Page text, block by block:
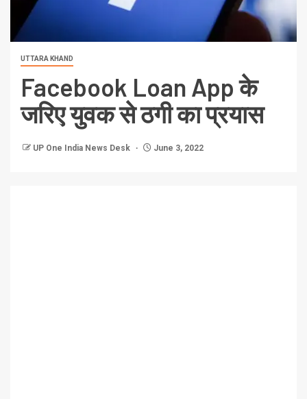
UTTARA KHAND
Facebook Loan App के
जरिए युवक से ठगी का प्रयास
UP One India News Desk June 3, 2022